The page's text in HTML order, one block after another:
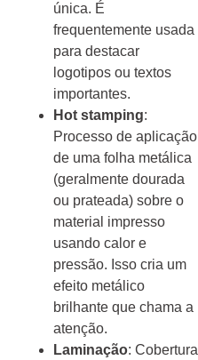
única. É
frequentemente usada
para destacar
logotipos ou textos
importantes.
Hot stamping:
Processo de aplicação
de uma folha metálica
(geralmente dourada
ou prateada) sobre o
material impresso
usando calor e
pressão. Isso cria um
efeito metálico
brilhante que chama a
atenção.
Laminação: Cobertura